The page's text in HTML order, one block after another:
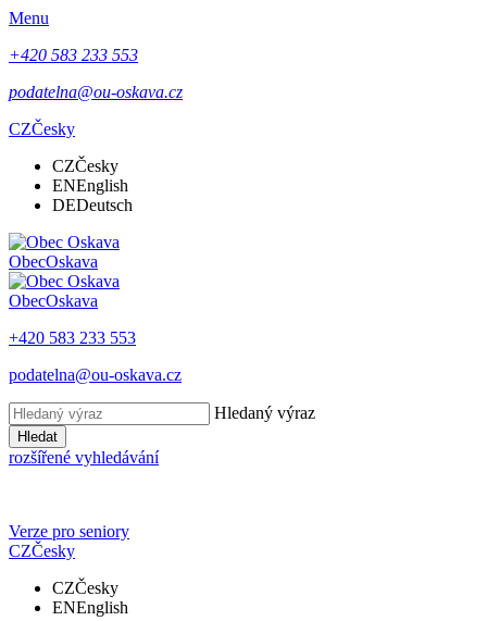
Menu
+420 583 233 553
podatelna@ou-oskava.cz
CZČesky
CZČesky
ENEnglish
DEDeutsch
ObecOskava
ObecOskava
+420 583 233 553
podatelna@ou-oskava.cz
Hledaný výraz
Hledat
rozšířené vyhledávání
Verze pro seniory
CZČesky
CZČesky
ENEnglish